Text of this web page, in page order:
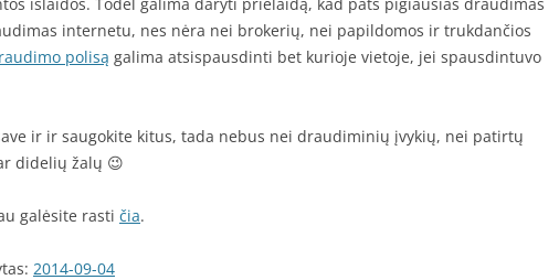
internetu, nes nėra nei brokerių, nei papildomos ir trukdančios
polisą galima atsispausdinti bet kurioje vietoje, jei spausdintuvo
ir ir saugokite kitus, tada nebus nei draudiminių įvykių, nei patirtų
didelių žalų 😉
galėsite rasti čia.
2014-09-04